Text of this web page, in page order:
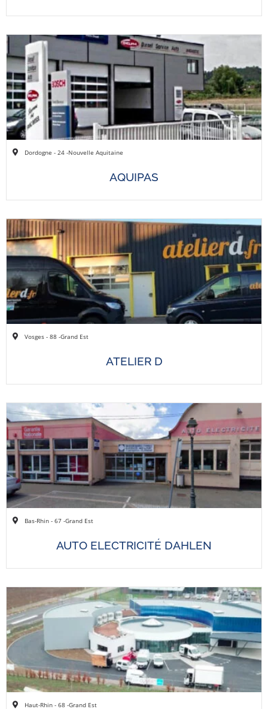
Dordogne - 24 -Nouvelle Aquitaine
AQUIPAS
Vosges - 88 -Grand Est
ATELIER D
Bas-Rhin - 67 -Grand Est
AUTO ELECTRICITÉ DAHLEN
Haut-Rhin - 68 -Grand Est